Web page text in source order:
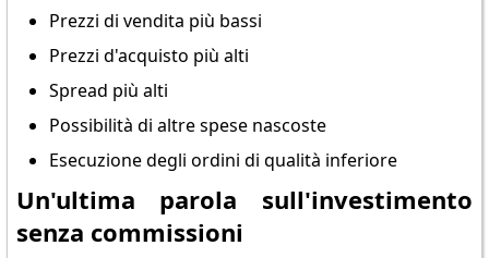
Prezzi di vendita più bassi
Prezzi d'acquisto più alti
Spread più alti
Possibilità di altre spese nascoste
Esecuzione degli ordini di qualità inferiore
Un'ultima parola sull'investimento
senza commissioni